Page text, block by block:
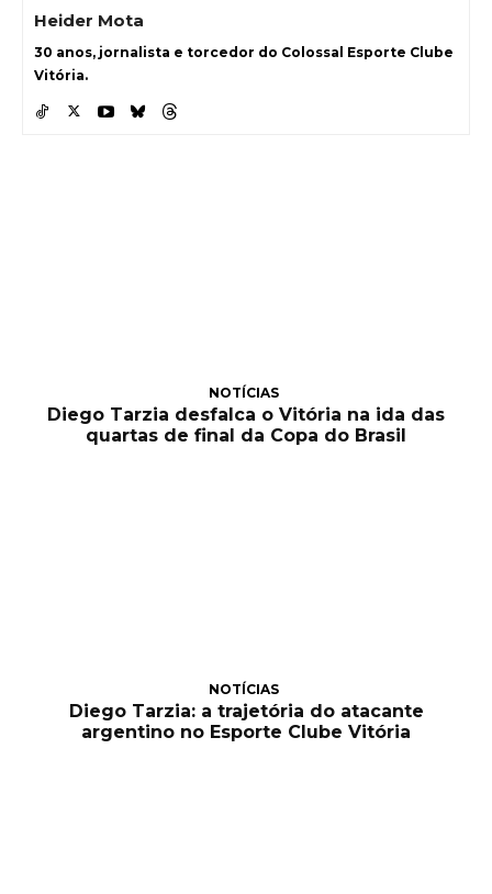
Heider Mota
30 anos, jornalista e torcedor do Colossal Esporte Clube
Vitória.
NOTÍCIAS
Diego Tarzia desfalca o Vitória na ida das
quartas de final da Copa do Brasil
NOTÍCIAS
Diego Tarzia: a trajetória do atacante
argentino no Esporte Clube Vitória